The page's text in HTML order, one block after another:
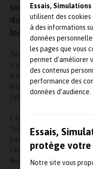
Essais, Simulations
utilisent des
à des informations
données
les pages que vous
permet d’améliorer
des contenus
performance des
données d’audience.
Essais,
protège votre
Notre site vous
société Erytech et
du programme
Industrielle.
Tedac, Thérapie
traiter les Cancers
d’agir sur
les acides aminés
l’efficacité du traitement
L’ambition de ce
thérapie ajustée en
patients. Le projet Tedac
l’Inserm, de l’Université
BioSciences autour du